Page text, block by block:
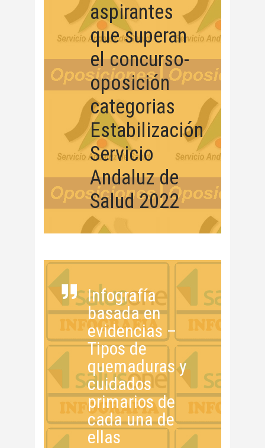
aspirantes
que superan
el concurso-
oposición
categorias
Estabilización
Servicio
Andaluz de
Salud 2022
Infografía
basada en
evidencias –
Tipos de
quemaduras y
cuidados
primarios de
cada una de
ellas